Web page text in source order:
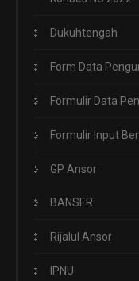
Dukuhtengah
Form Data
Formulir Data
Formulir Input
GP Ansor
BANSER
Rijalul Ansor
IPNU